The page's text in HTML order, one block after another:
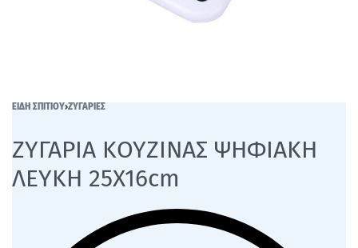
ΕΙΔΗ ΣΠΙΤΙΟΥ›ΖΥΓΑΡΙΕΣ
ΖΥΓΑΡΙΑ ΚΟΥΖΙΝΑΣ ΨΗΦΙΑΚΗ
ΛΕΥΚΗ 25Χ16cm